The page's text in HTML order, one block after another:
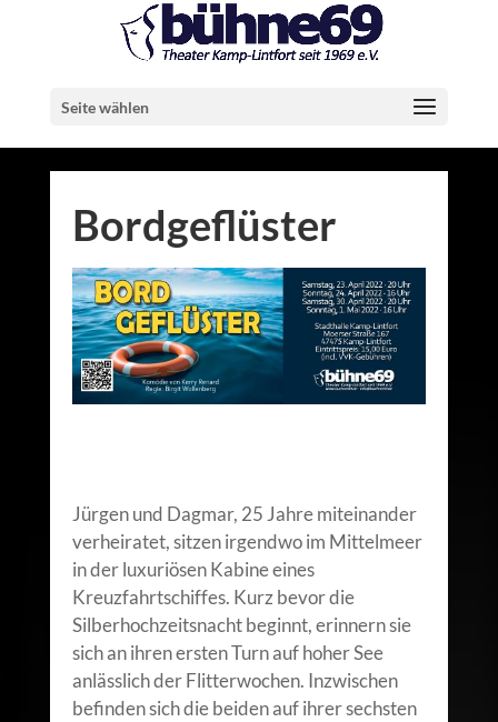
Seite wählen
Bordgeflüster
Jürgen und Dagmar, 25 Jahre miteinander
verheiratet, sitzen irgendwo im Mittelmeer
in der luxuriösen Kabine eines
Kreuzfahrtschiffes. Kurz bevor die
Silberhochzeitsnacht beginnt, erinnern sie
sich an ihren ersten Turn auf hoher See
anlässlich der Flitterwochen. Inzwischen
befinden sich die beiden auf ihrer sechsten